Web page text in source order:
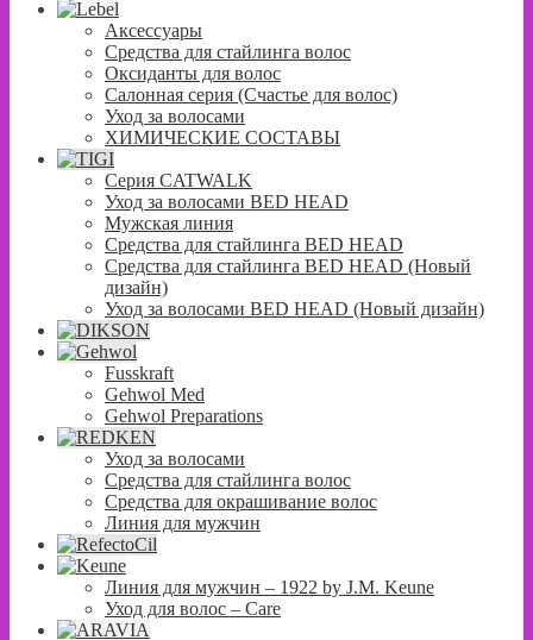
Аксессуары
Средства для стайлинга волос
Оксиданты для волос
Салонная серия (Счастье для волос)
Уход за волосами
ХИМИЧЕСКИЕ СОСТАВЫ
Серия CATWALK
Уход за волосами BED HEAD
Мужская линия
Средства для стайлинга BED HEAD
Средства для стайлинга BED HEAD (Новый
дизайн)
Уход за волосами BED HEAD (Новый дизайн)
Fusskraft
Gehwol Med
Gehwol Preparations
Уход за волосами
Средства для стайлинга волос
Средства для окрашивание волос
Линия для мужчин
Линия для мужчин – 1922 by J.M. Keune
Уход для волос – Сare